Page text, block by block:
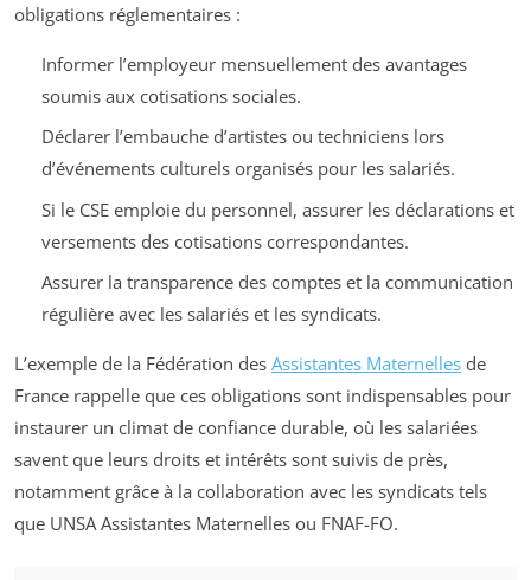
obligations réglementaires :
Informer l’employeur mensuellement des avantages
soumis aux cotisations sociales.
Déclarer l’embauche d’artistes ou techniciens lors
d’événements culturels organisés pour les salariés.
Si le CSE emploie du personnel, assurer les déclarations et
versements des cotisations correspondantes.
Assurer la transparence des comptes et la communication
régulière avec les salariés et les syndicats.
L’exemple de la Fédération des Assistantes Maternelles de
France rappelle que ces obligations sont indispensables pour
instaurer un climat de confiance durable, où les salariées
savent que leurs droits et intérêts sont suivis de près,
notamment grâce à la collaboration avec les syndicats tels
que UNSA Assistantes Maternelles ou FNAF-FO.